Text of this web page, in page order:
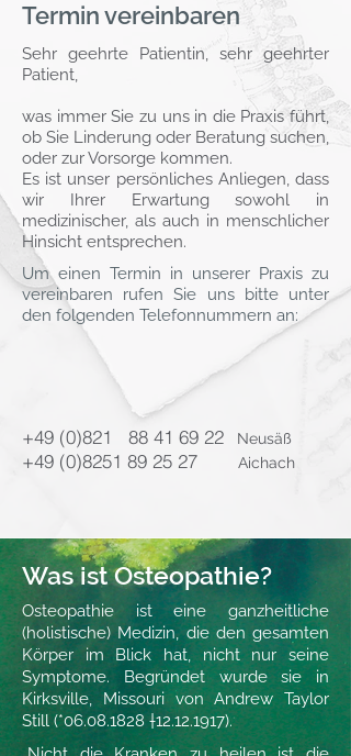
Termin vereinbaren
Sehr geehrte Patientin, sehr geehrter
Patient,
was immer Sie zu uns in die Praxis führt,
ob Sie Linderung oder Beratung suchen,
oder zur Vorsorge kommen.
Es ist unser persönliches Anliegen, dass
wir Ihrer Erwartung sowohl in
medizinischer, als auch in menschlicher
Hinsicht entsprechen.
Um einen Termin in unserer Praxis zu
vereinbaren rufen Sie uns bitte unter
den folgenden Telefonnummern an:
+49 (0)821 88 41 69 22 Neusäß
+49 (0)8251 89 25 27 Aichach
Was ist Osteopathie?
Osteopathie ist eine ganzheitliche
(holistische) Medizin, die den gesamten
Körper im Blick hat, nicht nur seine
Symptome. Begründet wurde sie in
Kirksville, Missouri von Andrew Taylor
Still (*06.08.1828 †12.12.1917).